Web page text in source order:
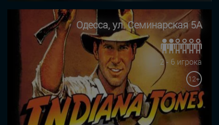
Одесса, ул. Семинарская 5А
2 - 6 игрока
12+